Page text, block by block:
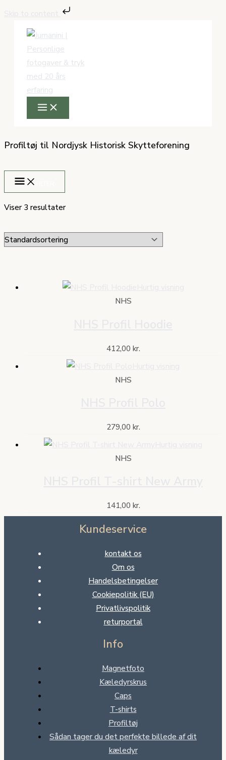
indholdet
Profiltøj til Nordjysk Historisk Skytteforening
Viser 3 resultater
NHS
412,00 kr.
NHS
279,00 kr.
NHS
141,00 kr.
Kundeservice
kontakt os
Om os
Handelsbetingelser
Cookiepolitik (EU)
Privatlivspolitik
returportal
Info
Magnetfoto
Kæledyrskrus
Caps
T-shirts
Profiltøj
Sådan tager du det perfekte billede af dit
kæledyr